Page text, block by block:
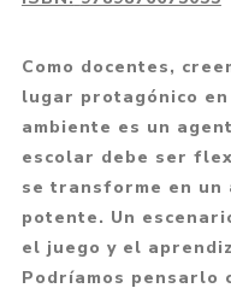
Como docentes,
lugar protagónico
ambiente es un
escolar debe ser
se transforme en un
potente. Un
el juego y el
Podríamos pensarlo